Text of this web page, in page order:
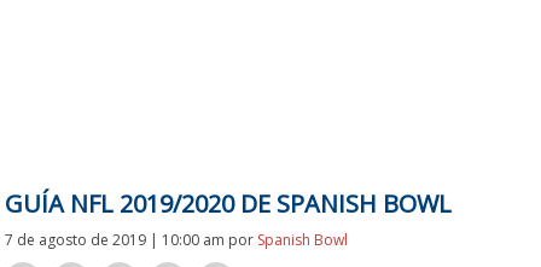
GUÍA NFL 2019/2020 DE SPANISH BOWL
7 de agosto de 2019 | 10:00 am por Spanish Bowl